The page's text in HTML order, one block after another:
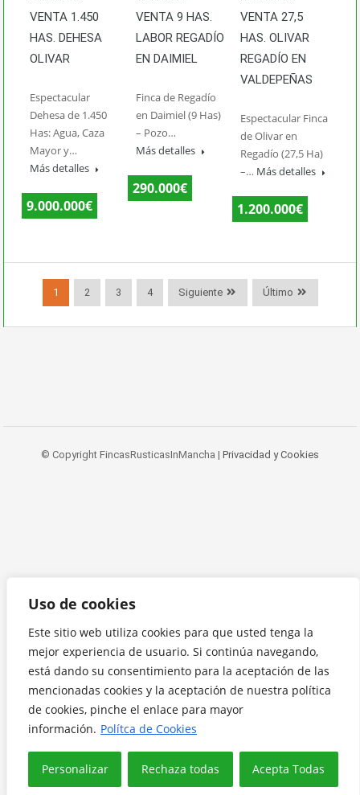
Uso de cookies
Este sitio web utiliza cookies para que usted tenga la
mejor experiencia de usuario. Si continúa navegando,
está dando su consentimiento para la aceptación de las
mencionadas cookies y la aceptación de nuestra política
de cookies, pinche el enlace para mayor
información. Polítca de Cookies
Personalizar Rechaza todas Acepta Todas
VENTA 1.450
HAS. DEHESA
OLIVAR
Espectacular
Dehesa de 1.450
Has: Agua, Caza
Mayor y…
Más detalles
9.000.000€
VENTA 9 HAS.
LABOR REGADÍO
EN DAIMIEL
Finca de Regadío
en Daimiel (9 Has)
– Pozo…
Más detalles
290.000€
VENTA 27,5
HAS. OLIVAR
REGADÍO EN
VALDEPEÑAS
Espectacular Finca
de Olivar en
Regadío (27,5 Ha)
–… Más detalles
1.200.000€
1 2 3 4 Siguiente Último
© Copyright FincasRusticasInMancha | Privacidad y Cookies